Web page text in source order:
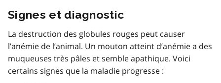
Signes et diagnostic
La destruction des globules rouges peut causer
l’anémie de l’animal. Un mouton atteint d’anémie a des
muqueuses très pâles et semble apathique. Voici
certains signes que la maladie progresse :